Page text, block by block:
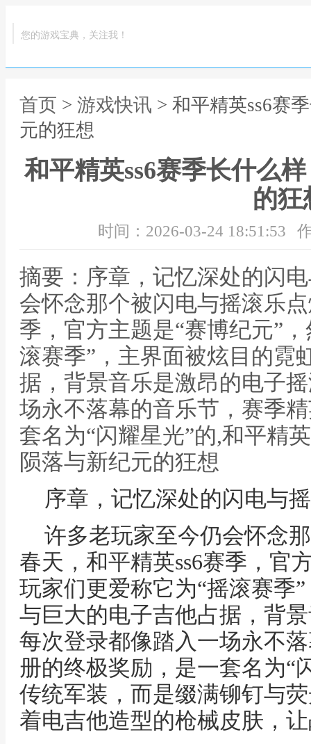
您的游戏宝典，关注我！
首页 > 游戏快讯 > 和平精英ss6赛
元的狂想
和平精英ss6赛季长什么
的狂
时间：2026-03-24 18:51:53
摘要：序章，记忆深处的闪
会怀念那个被闪电与摇滚乐
季，官方主题是“赛博纪元”
滚赛季”，主界面被炫目的霓
据，背景音乐是激昂的电子
场永不落幕的音乐节，赛季
套名为“闪耀星光”的,和平精
陨落与新纪元的狂想
序章，记忆深处的闪电与
许多老玩家至今仍会怀念
春天，和平精英ss6赛季，官
玩家们更爱称它为“摇滚赛季
与巨大的电子吉他占据，背
每次登录都像踏入一场永不
册的终极奖励，是一套名为“
传统军装，而是缀满铆钉与
着电吉他造型的枪械皮肤，